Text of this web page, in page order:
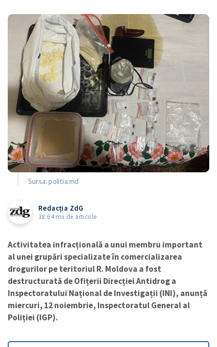
Sursa: politia.md
Redacția ZdG
38.64 mii de articole
Activitatea infracțională a unui membru important
al unei grupări specializate în comercializarea
drogurilor pe teritoriul R. Moldova a fost
destructurată de Ofițerii Direcției Antidrog a
Inspectoratului Național de Investigații (INI), anunță
miercuri, 12 noiembrie, Inspectoratul General al
Poliției (IGP).